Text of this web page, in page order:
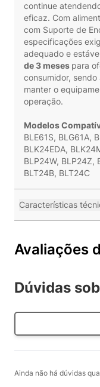
continue
eficaz. Com
com Suporte de
especificações
adequado e
de 3 meses para
consumidor,
manter o
operação.
Modelos
BLE61S, BLG61A,
BLK24EDA,
BLP24W, BLP24Z,
BLT24B, BLT24C
Características
Avaliações
Dúvidas
Ainda não há dúvidas